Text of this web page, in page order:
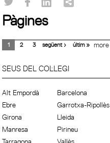
Pàgines
1 2 3 següent › últim » more
SEUS DEL COL·LEGI
Alt Empordà
Barcelona
Ebre
Garrotxa-Ripollès
Girona
Lleida
Manresa
Pirineu